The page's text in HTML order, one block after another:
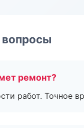
ремонт?
работ. Точное